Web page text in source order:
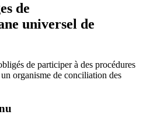
de
universel de
de participer à des procédures
organisme de conciliation des